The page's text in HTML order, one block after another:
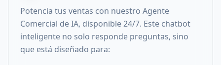
Potencia tus ventas con nuestro Agente
Comercial de IA, disponible 24/7. Este chatbot
inteligente no solo responde preguntas, sino
que está diseñado para: